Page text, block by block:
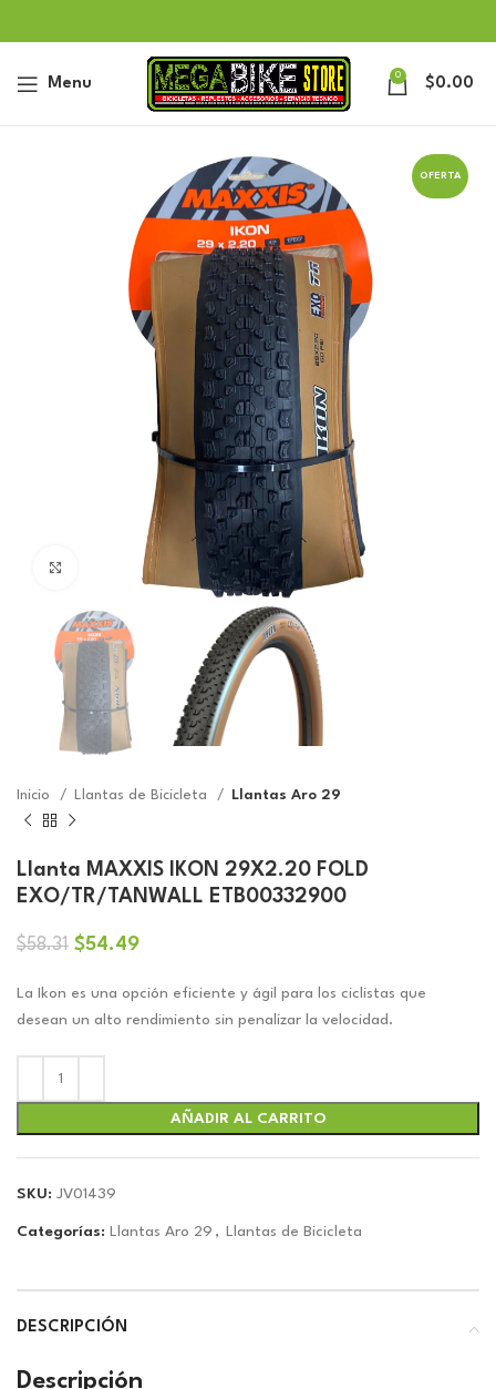
Menu 0 $0.00
OFERTA
Click to enlarge
Inicio Llantas de Bicicleta Llantas Aro 29
Llanta MAXXIS IKON 29X2.20 FOLD
EXO/TR/TANWALL ETB00332900
$58.31 El
original
era:
$54.49El
actual
es:
La Ikon es una opción eficiente y ágil para los ciclistas que
desean un alto rendimiento sin penalizar la velocidad.
AÑADIR AL CARRITO
SKU: JV01439
Categorías: Llantas Aro 29 , Llantas de Bicicleta
DESCRIPCIÓN
Descripción